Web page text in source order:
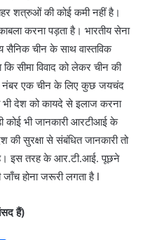
शत्रुओं की कोई कमी नहीं है।
करना पड़ता है। भारतीय सेना
सैनिक चीन के साथ वास्तविक
सीमा विवाद को लेकर चीन की
नंबर एक चीन के लिए कुछ जयचंद
देश को कायदे से इलाज करना
कोई भी जानकारी आरटीआई के
की सुरक्षा से संबंधित जानकारी तो
है। इस तरह के आर.टी.आई. पूछने
जाँच होना जरूरी लगता है I
हैं)